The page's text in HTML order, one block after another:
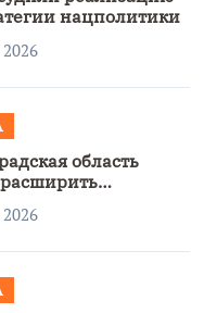
нацполитики
область
с Узбекистаном